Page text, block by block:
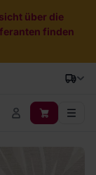
über die
finden